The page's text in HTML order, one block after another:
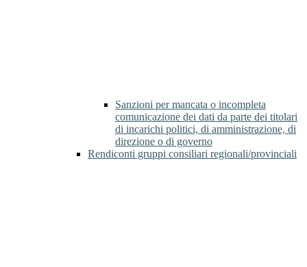
Sanzioni per mancata o incompleta
comunicazione dei dati da parte dei titolari
di incarichi politici, di amministrazione, di
direzione o di governo
Rendiconti gruppi consiliari regionali/provinciali